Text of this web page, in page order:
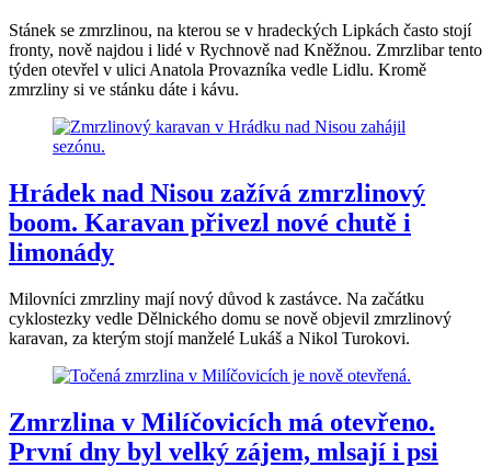
Stánek se zmrzlinou, na kterou se v hradeckých Lipkách často stojí
fronty, nově najdou i lidé v Rychnově nad Kněžnou. Zmrzlibar tento
týden otevřel v ulici Anatola Provazníka vedle Lidlu. Kromě
zmrzliny si ve stánku dáte i kávu.
Hrádek nad Nisou zažívá zmrzlinový
boom. Karavan přivezl nové chutě i
limonády
Milovníci zmrzliny mají nový důvod k zastávce. Na začátku
cyklostezky vedle Dělnického domu se nově objevil zmrzlinový
karavan, za kterým stojí manželé Lukáš a Nikol Turokovi.
Zmrzlina v Milíčovicích má otevřeno.
První dny byl velký zájem, mlsají i psi